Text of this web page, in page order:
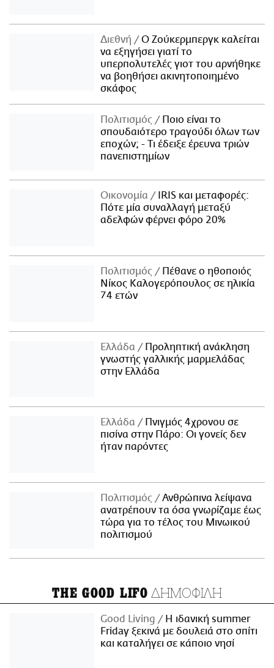
Διεθνή
Ο Ζούκερμπεργκ καλείται
να εξηγήσει γιατί το
υπερπολυτελές γιοτ του αρνήθηκε
να βοηθήσει ακινητοποιημένο
σκάφος
Πολιτισμός
Ποιο είναι το
σπουδαιότερο τραγούδι όλων των
εποχών; - Τι έδειξε έρευνα τριών
πανεπιστημίων
Οικονομία
IRIS και μεταφορές:
Πότε μία συναλλαγή μεταξύ
αδελφών φέρνει φόρο 20%
Πολιτισμός
Πέθανε ο ηθοποιός
Νίκος Καλογερόπουλος σε ηλικία
74 ετών
Ελλάδα
Προληπτική ανάκληση
γνωστής γαλλικής μαρμελάδας
στην Ελλάδα
Ελλάδα
Πνιγμός 4χρονου σε
πισίνα στην Πάρο: Οι γονείς δεν
ήταν παρόντες
Πολιτισμός
Ανθρώπινα λείψανα
ανατρέπουν τα όσα γνωρίζαμε έως
τώρα για το τέλος του Μινωικού
πολιτισμού
THE GOOD LIFO ΔΗΜΟΦΙΛΗ
Good Living
Η ιδανική summer
Friday ξεκινά με δουλειά στο σπίτι
και καταλήγει σε κάποιο νησί